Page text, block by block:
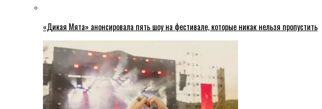
«Дикая Мята» анонсировала пять шоу на фестивале, которые никак нельзя пропустить